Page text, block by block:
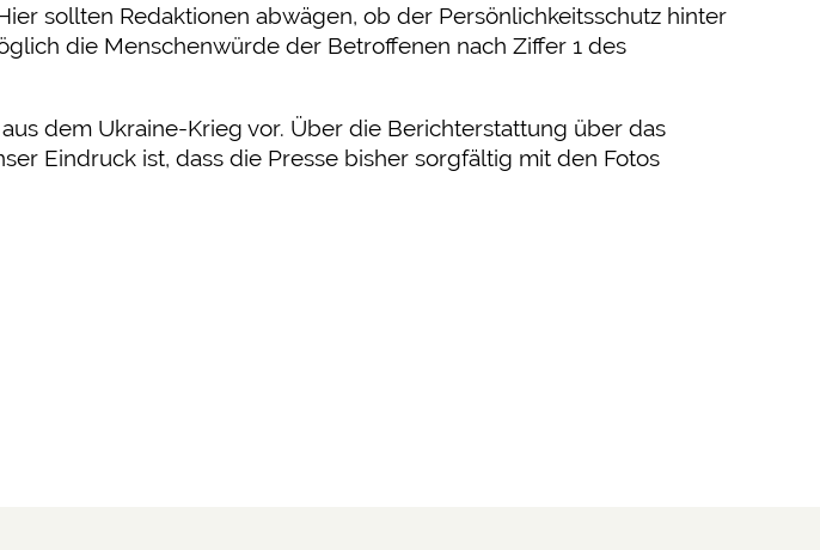
sollten Redaktionen abwägen, ob der Persönlichkeitsschutz hinter
die Menschenwürde der Betroffenen nach Ziffer 1 des
dem Ukraine-Krieg vor. Über die Berichterstattung über das
Eindruck ist, dass die Presse bisher sorgfältig mit den Fotos